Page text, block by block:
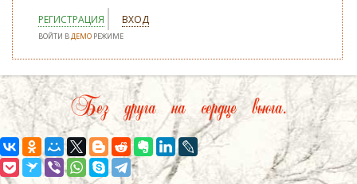
РЕГИСТРАЦИЯ ВХОД
ВОЙТИ ВДЕМО РЕЖИМЕ
Без друга на сердце вьюга.